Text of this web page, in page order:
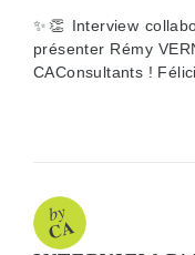
✨👏 Interview
présenter Rémy
CAConsultants !